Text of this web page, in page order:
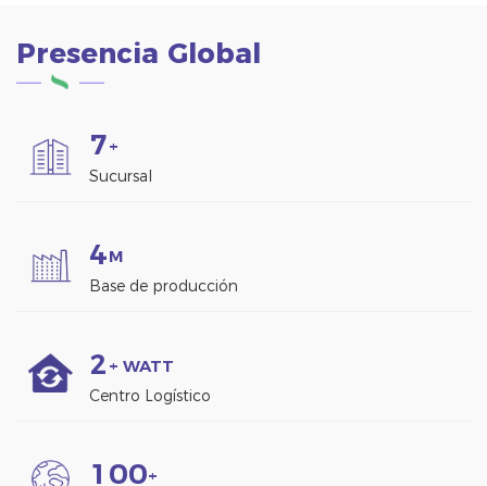
Presencia Global
7+
Sucursal
4M
Base de producción
2 + WATT
Centro Logístico
1 00+